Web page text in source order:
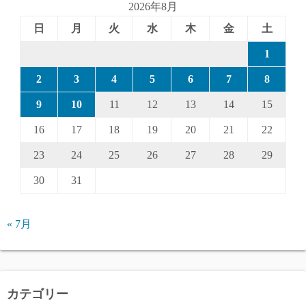
2026年8月
日
月 火 水 木 金 土
1
2 3 4 5 6 7 8
9 10 11 12 13 14 15
16 17 18 19 20 21 22
23 24 25 26 27 28 29
30 31
« 7月
カテゴリー